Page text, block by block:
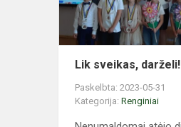
Lik sveikas, darželi!
Paskelbta: 2023-05-31
Kategorija: Renginiai